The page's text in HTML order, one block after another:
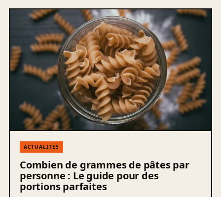
ACTUALITÉS
Combien de grammes de pâtes par
personne : Le guide pour des
portions parfaites